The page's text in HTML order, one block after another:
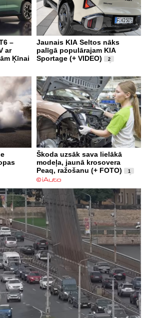
–
ar
Ķīnai
Jaunais KIA Seltos nāks
palīgā populārajam KIA
Sportage (+ VIDEO)
2
Škoda uzsāk sava lielākā
modeļa, jaunā krosovera
Peaq, ražošanu (+ FOTO)
1